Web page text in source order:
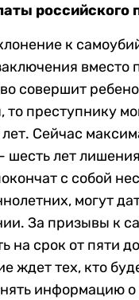
российского
к
вместо
совершит
то преступнику
Сейчас
шесть лет
с собой
могут
За призывы к
на срок от пяти
ждет тех, кто
информацию о